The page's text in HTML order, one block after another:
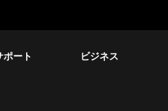
ポート ビジネス